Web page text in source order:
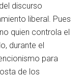
discurso
liberal. Pues
quien controla el
durante el
para
de los